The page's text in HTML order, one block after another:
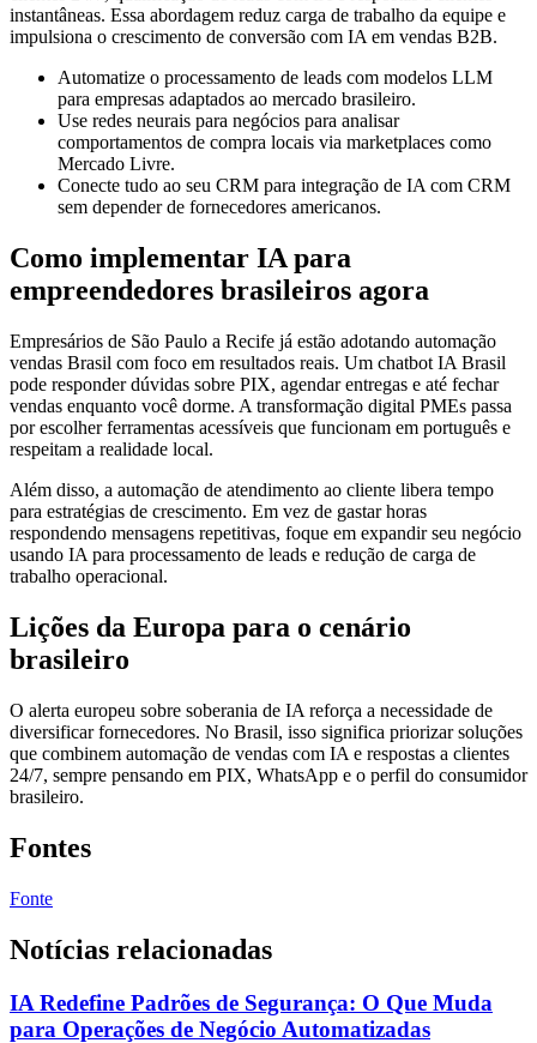
instantâneas. Essa abordagem reduz carga de trabalho da equipe e
impulsiona o crescimento de conversão com IA em vendas B2B.
Automatize o processamento de leads com modelos LLM
para empresas adaptados ao mercado brasileiro.
Use redes neurais para negócios para analisar
comportamentos de compra locais via marketplaces como
Mercado Livre.
Conecte tudo ao seu CRM para integração de IA com CRM
sem depender de fornecedores americanos.
Como implementar IA para
empreendedores brasileiros agora
Empresários de São Paulo a Recife já estão adotando automação
vendas Brasil com foco em resultados reais. Um chatbot IA Brasil
pode responder dúvidas sobre PIX, agendar entregas e até fechar
vendas enquanto você dorme. A transformação digital PMEs passa
por escolher ferramentas acessíveis que funcionam em português e
respeitam a realidade local.
Além disso, a automação de atendimento ao cliente libera tempo
para estratégias de crescimento. Em vez de gastar horas
respondendo mensagens repetitivas, foque em expandir seu negócio
usando IA para processamento de leads e redução de carga de
trabalho operacional.
Lições da Europa para o cenário
brasileiro
O alerta europeu sobre soberania de IA reforça a necessidade de
diversificar fornecedores. No Brasil, isso significa priorizar soluções
que combinem automação de vendas com IA e respostas a clientes
24/7, sempre pensando em PIX, WhatsApp e o perfil do consumidor
brasileiro.
Fontes
Fonte
Notícias relacionadas
IA Redefine Padrões de Segurança: O Que Muda
para Operações de Negócio Automatizadas